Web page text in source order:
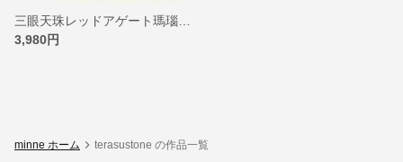
3,980円
minne ホーム terasustone の作品一覧